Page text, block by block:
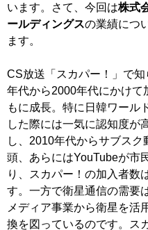
います。さて、今回は株式
ールディングスの業績につ
ます。
CS放送「スカパー！」で
年代から2000年代にかけて
もに成長。特に日韓ワール
した際には一気に認知度が
し、2010年代からサブスク
頭、あらにはYouTubeが市
り、スカパー！の加入者数
す。一方で衛星通信の需要
メディア事業から衛星を活
換を図っているのです。ス